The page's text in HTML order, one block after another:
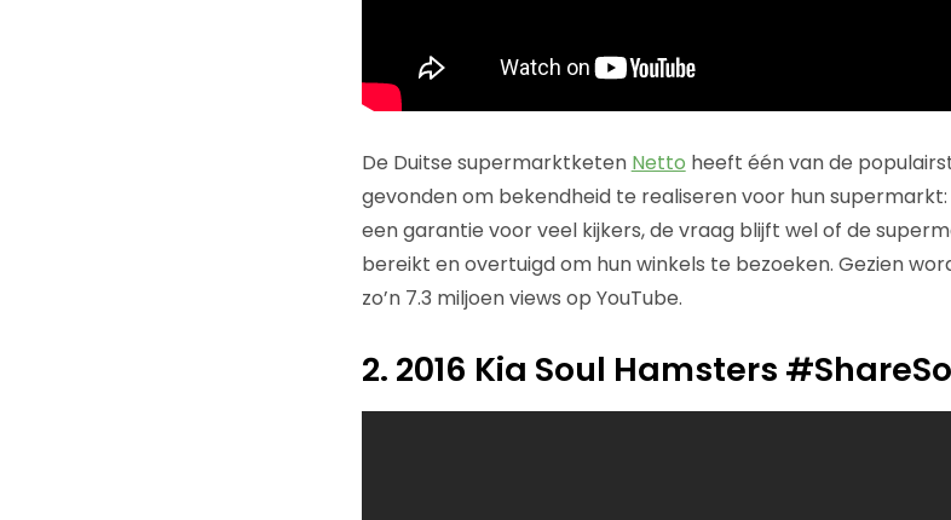
De Duitse supermarktketen Netto heeft één van de
gevonden om bekendheid te realiseren voor hun
een garantie voor veel kijkers, de vraag blijft wel of de
bereikt en overtuigd om hun winkels te bezoeken. Gezien
zo’n 7.3 miljoen views op YouTube.
2. 2016 Kia Soul Hamsters